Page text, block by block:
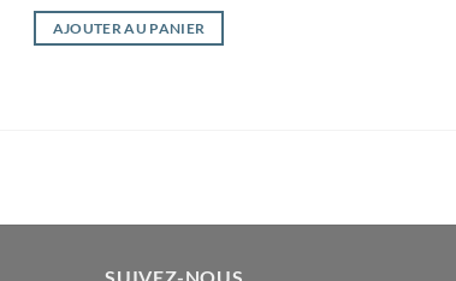
AJOUTER AU PANIER